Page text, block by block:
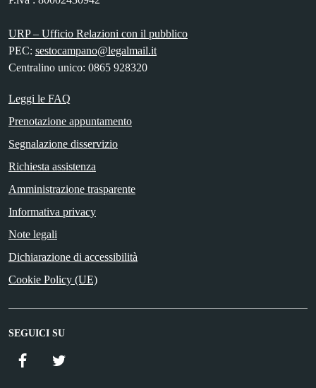
URP – Ufficio Relazioni con il pubblico
PEC: sestocampano@legalmail.it
Centralino unico: 0865 928320
Leggi le FAQ
Prenotazione appuntamento
Segnalazione disservizio
Richiesta assistenza
Amministrazione trasparente
Informativa privacy
Note legali
Dichiarazione di accessibilità
Cookie Policy (UE)
SEGUICI SU
Facebook